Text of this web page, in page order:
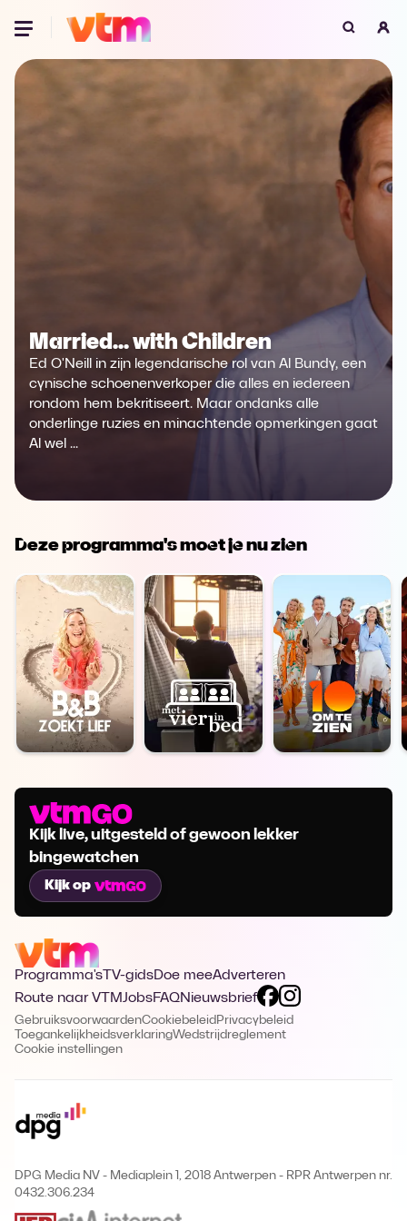
best je browser updaten of hieronder één
Download
Download
Download
Opera Download
Married... with Children
Ed O'Neill in zijn legendarische rol van Al Bundy, een
cynische schoenenverkoper die alles en iedereen
rondom hem bekritiseert. Maar ondanks alle
onderlinge ruzies en minachtende opmerkingen gaat
Al wel ...
Deze programma's moet je nu zien
Kijk live, uitgesteld of gewoon lekker
bingewatchen
Kijk op
Programma'sTV-gidsDoe meeAdverteren
Route naar VTMJobsFAQNieuwsbrief
GebruiksvoorwaardenCookiebeleid Privacybeleid
ToegankelijkheidsverklaringWedstrijdreglement
Cookie instellingen
DPG Media NV - Mediaplein 1, 2018 Antwerpen - RPR Antwerpen nr.
0432.306.234